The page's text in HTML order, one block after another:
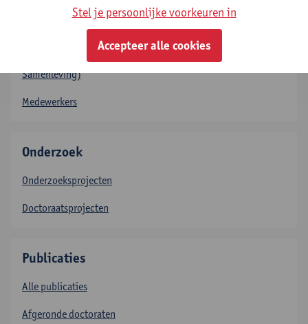
Over CRESC en medewerkers
Over CRESC (Centrum OASeS + onderzoeksgroep Milieu en
Samenleving)
Medewerkers
Onderzoek
Onderzoeksprojecten
Doctoraatsprojecten
Publicaties
Alle publicaties
Afgeronde doctoraten
Stel je persoonlijke voorkeuren in
Accepteer alle cookies